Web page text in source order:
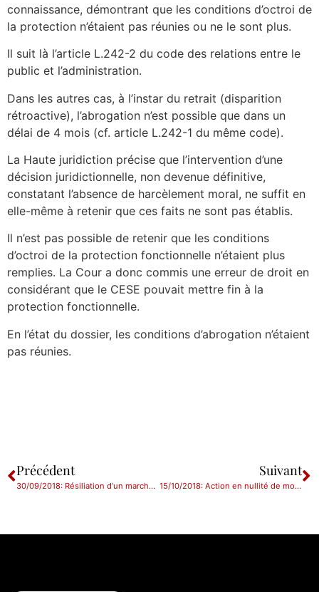
connaissance, démontrant que les conditions d’octroi de
la protection n’étaient pas réunies ou ne le sont plus.
Il suit là l’article L.242-2 du code des relations entre le
public et l’administration.
Dans les autres cas, à l’instar du retrait (disparition
rétroactive), l’abrogation n’est possible que dans un
délai de 4 mois (cf. article L.242-1 du même code).
La Haute juridiction précise que l’intervention d’une
décision juridictionnelle, non devenue définitive,
constatant l’absence de harcèlement moral, ne suffit en
elle-même à retenir que ces faits ne sont pas établis.
Il n’est pas possible de retenir que les conditions
d’octroi de la protection fonctionnelle n’étaient plus
remplies. La Cour a donc commis une erreur de droit en
considérant que le CESE pouvait mettre fin à la
protection fonctionnelle.
En l’état du dossier, les conditions d’abrogation n’étaient
pas réunies.
Précédent
30/09/2018: Résiliation d’un marché de travaux aux torts réciproques des parties
Suivant
15/10/2018: Action en nullité de modifications statutaires d’une association